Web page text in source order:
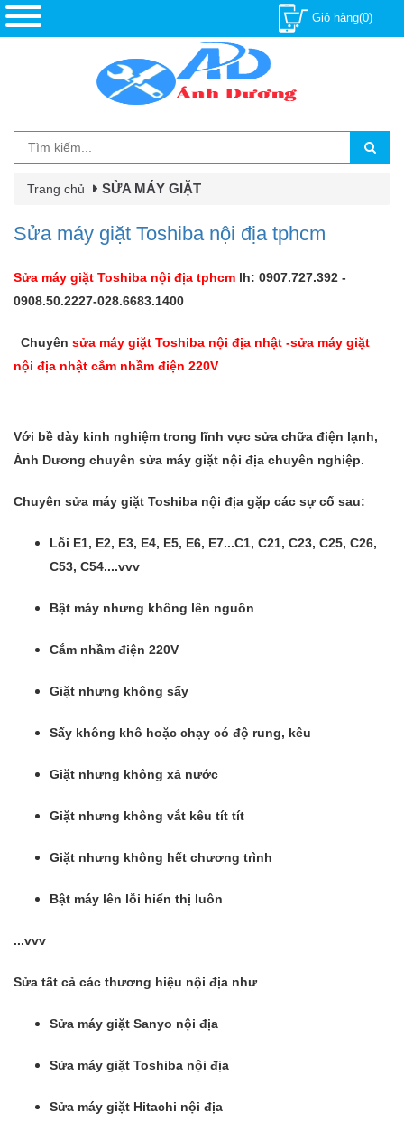
Giỏ hàng(0)
Trang chủ SỬA MÁY GIẶT
Sửa máy giặt Toshiba nội địa tphcm
Sửa máy giặt Toshiba nội địa tphcm lh: 0907.727.392 -
0908.50.2227-028.6683.1400
Chuyên sửa máy giặt Toshiba nội địa nhật -sửa máy giặt
nội địa nhật cắm nhầm điện 220V
Với bề dày kinh nghiệm trong lĩnh vực sửa chữa điện lạnh,
Ánh Dương chuyên sửa máy giặt nội địa chuyên nghiệp.
Chuyên sửa máy giặt Toshiba nội địa gặp các sự cố sau:
Lỗi E1, E2, E3, E4, E5, E6, E7...C1, C21, C23, C25, C26,
C53, C54....vvv
Bật máy nhưng không lên nguồn
Cắm nhầm điện 220V
Giặt nhưng không sấy
Sấy không khô hoặc chạy có độ rung, kêu
Giặt nhưng không xả nước
Giặt nhưng không vắt kêu tít tít
Giặt nhưng không hết chương trình
Bật máy lên lỗi hiển thị luôn
...vvv
Sửa tất cả các thương hiệu nội địa như
Sửa máy giặt Sanyo nội địa
Sửa máy giặt Toshiba nội địa
Sửa máy giặt Hitachi nội địa